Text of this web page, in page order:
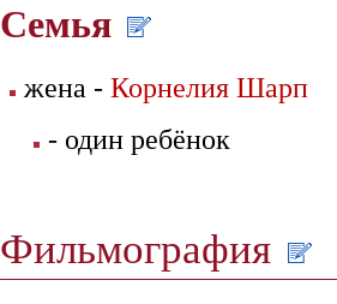
Семья
жена - Корнелия Шарп
- один ребёнок
Фильмография